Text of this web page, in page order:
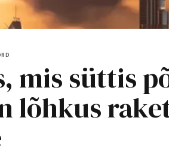
mis süttis
lõhkus